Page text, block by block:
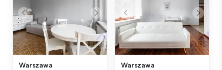
Warszawa Warszawa